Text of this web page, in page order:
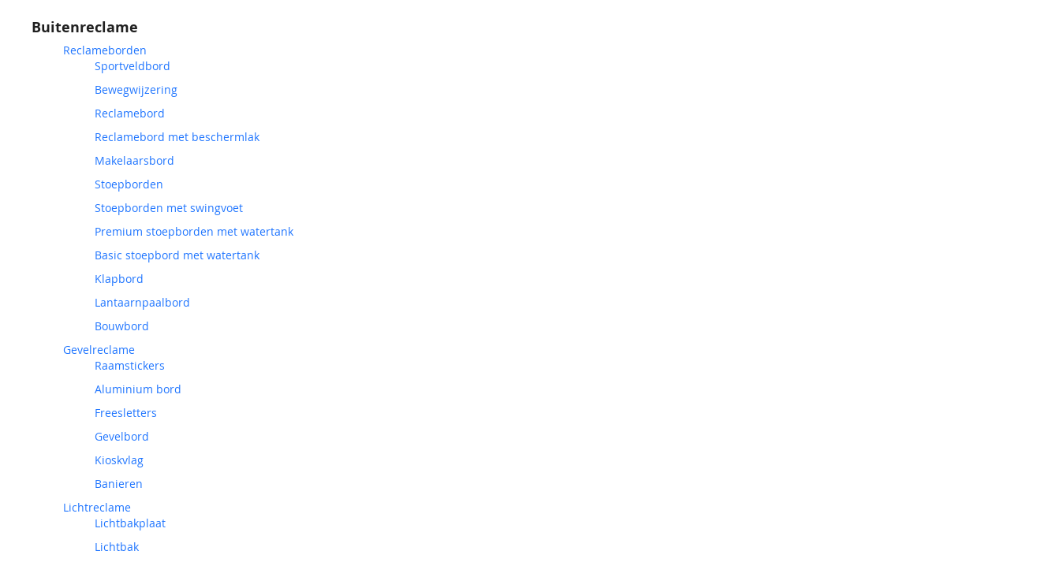
Buitenreclame
Reclameborden
Sportveldbord
Bewegwijzering
Reclamebord
Reclamebord met beschermlak
Makelaarsbord
Stoepborden
Stoepborden met swingvoet
Premium stoepborden met watertank
Basic stoepbord met watertank
Klapbord
Lantaarnpaalbord
Bouwbord
Gevelreclame
Raamstickers
Aluminium bord
Freesletters
Gevelbord
Kioskvlag
Banieren
Lichtreclame
Lichtbakplaat
Lichtbak